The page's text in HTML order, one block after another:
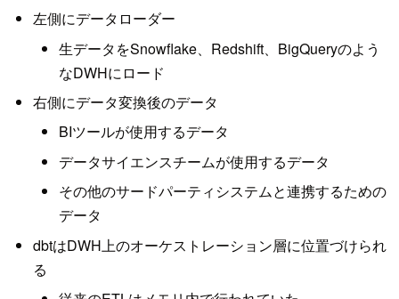
左側にデータローダー
生データをSnowflake、Redshift、BigQueryのよう
なDWHにロード
右側にデータ変換後のデータ
BIツールが使用するデータ
データサイエンスチームが使用するデータ
その他のサードパーティシステムと連携するための
データ
dbtはDWH上のオーケストレーション層に位置づけられ
る